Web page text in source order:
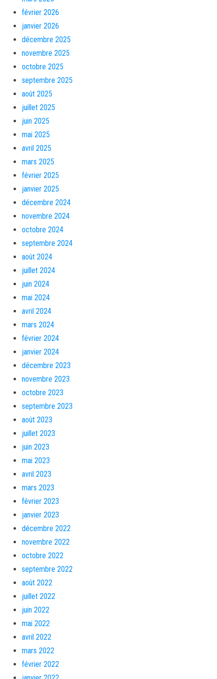
février 2026
janvier 2026
décembre 2025
novembre 2025
octobre 2025
septembre 2025
août 2025
juillet 2025
juin 2025
mai 2025
avril 2025
mars 2025
février 2025
janvier 2025
décembre 2024
novembre 2024
octobre 2024
septembre 2024
août 2024
juillet 2024
juin 2024
mai 2024
avril 2024
mars 2024
février 2024
janvier 2024
décembre 2023
novembre 2023
octobre 2023
septembre 2023
août 2023
juillet 2023
juin 2023
mai 2023
avril 2023
mars 2023
février 2023
janvier 2023
décembre 2022
novembre 2022
octobre 2022
septembre 2022
août 2022
juillet 2022
juin 2022
mai 2022
avril 2022
mars 2022
février 2022